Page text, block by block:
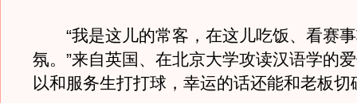
“我是这儿的常客，在这儿吃饭、看赛事
氛。”来自英国、在北京大学攻读汉语学的
以和服务生打打球，幸运的话还能和老板切